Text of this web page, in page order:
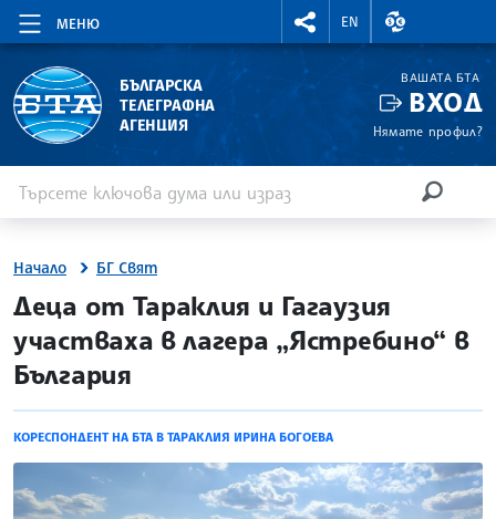
МЕНЮ
RIGHTMENU.SOCIAL
EN
ВАЛУТНИ
БЪЛГАРСКА
ТЕЛЕГРАФНА
АГЕНЦИЯ
ВАШАТА БТА
ВХОД
Нямате профил?
Начало БГ Свят
site.bta
Деца от Тараклия и Гагаузия
участваха в лагера „Ястребино“ в
България
КОРЕСПОНДЕНТ НА БТА В ТАРАКЛИЯ ИРИНА БОГОЕВА